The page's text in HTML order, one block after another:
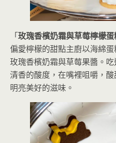
「玫瑰香檳奶霜與草莓檸檬蛋
偏愛檸檬的甜點主廚以海綿
玫瑰香檳奶霜與草莓果醬。
清香的酸度，在嘴裡咀嚼，
明亮美好的滋味。